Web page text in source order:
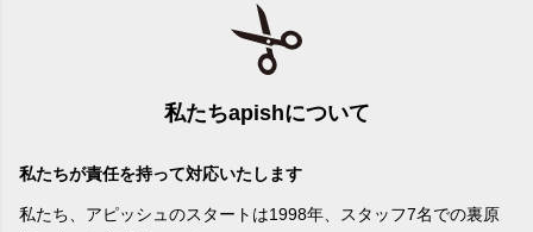
私たちapishについて
私たちが責任を持って対応いたします
私たち、アピッシュのスタートは1998年、スタッフ7名での裏原